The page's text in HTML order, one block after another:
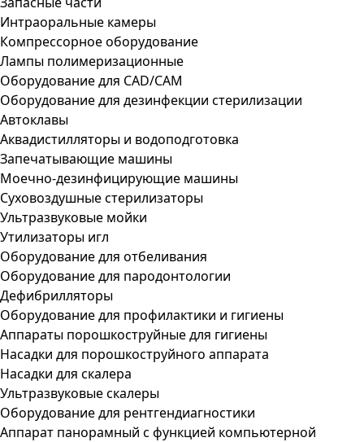
Интраоральные камеры
Компрессорное оборудование
Лампы полимеризационные
Оборудование для CAD/CAM
Оборудование для дезинфекции стерилизации
Автоклавы
Аквадистилляторы и водоподготовка
Запечатывающие машины
Моечно-дезинфицирующие машины
Суховоздушные стерилизаторы
Ультразвуковые мойки
Утилизаторы игл
Оборудование для отбеливания
Оборудование для пародонтологии
Дефибрилляторы
Оборудование для профилактики и гигиены
Аппараты порошкоструйные для гигиены
Насадки для порошкоструйного аппарата
Насадки для скалера
Ультразвуковые скалеры
Оборудование для рентгендиагностики
Аппарат панорамный с функцией компьютерной